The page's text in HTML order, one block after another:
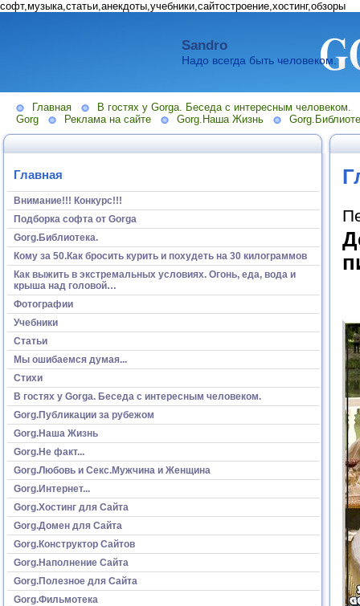
софт,музыка,статьи,анекдоты,учебники,сайтостроение,хостинг,обзоры
Sandro
Надо всегда быть человеком.
Главная
В гостях у Gorga. Беседа с интересным человеком.
Gorg
Реклама на сайте Gorg.Наша Жизнь
Главная
Внимание!!! Конкурс!!!
Подборка софта от Gorga
Gorg.Библиотека.
Кому за 50.Как бросить курить и похудеть на 30 килограммов
Как выжить в экстремальных условиях. Огонь, еда, вода и
крыша над головой…
Фотографии
Учебники
Статьи
Мы ошибаемся думая...
Стихи
В гостях у Gorga. Беседа с интересным человеком.
Gorg.Публикации за рубежом
Gorg.Наша Жизнь
Gorg.Не факт...
Gorg.Любовь и Секс.Мужчина и Женщина
Gorg.Интернет...
Gorg.Хостинг для Сайта
Gorg.Домен для Сайта
Gorg.Конструктор Сайтов
Gorg.Наполнение Сайта
Gorg.Полезное для Сайта
Gorg.Фильмотека